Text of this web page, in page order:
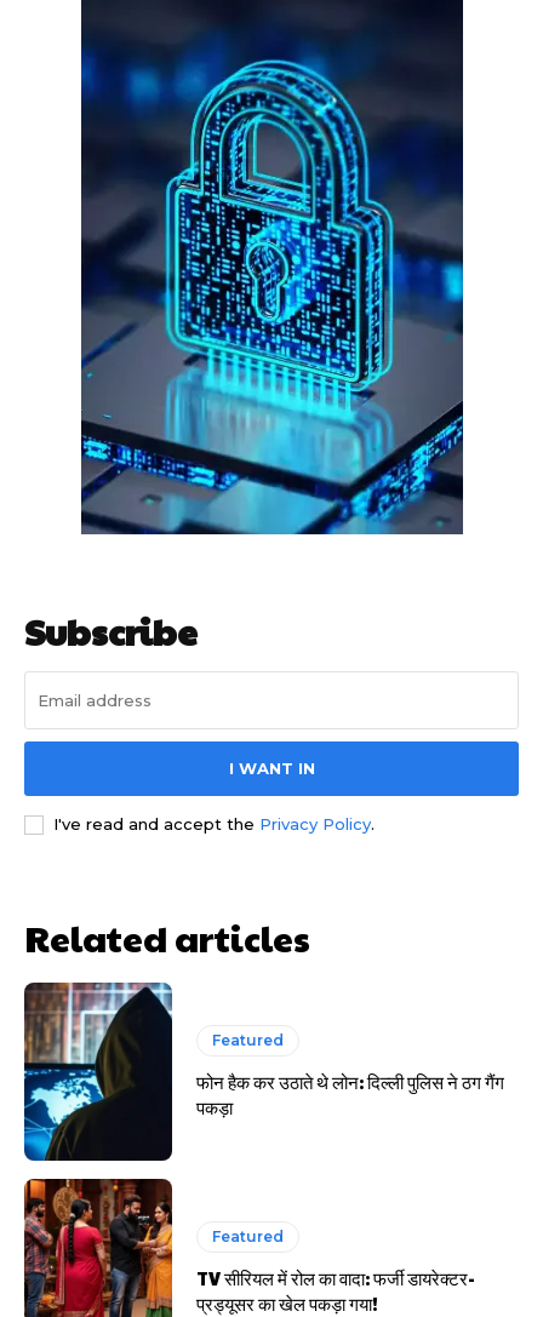
गुरुग्राम साइबर पुलिस ने बीते छह महीने में 18 बैंक कर्मचारियों को किया गिरफ्तार
इन लोगों ने लालच में आकर बैंक खाते खोलकर साइबर ठगों को उपलब्ध कराए
हर खाते के बदले मिलते थे 20 से 25 हजार
HIGHLIGHT
हर खाते के बदले मिलते थे 20 से 25 हजार
Subscribe
I WANT IN
I've read and accept the Privacy Policy.
Related articles
Featured
फोन हैक कर उठाते थे लोन: दिल्ली पुलिस ने ठग गैंग
पकड़ा
Featured
TV सीरियल में रोल का वादा: फर्जी डायरेक्टर-
प्रड्यूसर का खेल पकड़ा गया!